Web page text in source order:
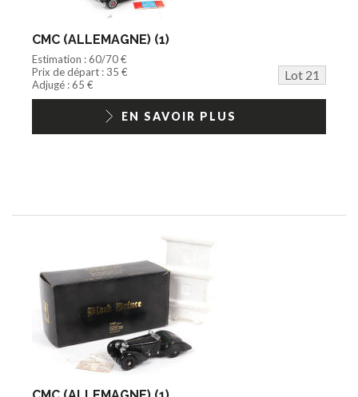
CMC (ALLEMAGNE) (1)
Estimation : 60/70 €
Prix de départ : 35 €
Lot 21
Adjugé : 65 €
EN SAVOIR PLUS